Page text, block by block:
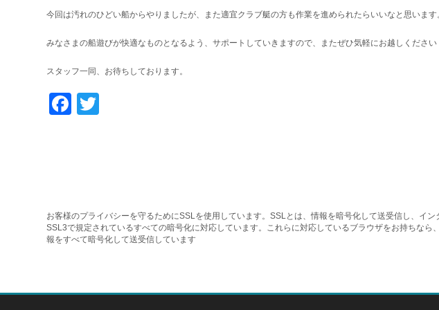
今回は汚れのひどい船からやりましたが、また適宜クラブ艇の方も作業を進められたらいいなと思います
みなさまの船遊びが快適なものとなるよう、サポートしていきますので、またぜひ気軽にお越しください
スタッフ一同、お待ちしております。
Facebook
お客様のプライバシーを守るためにSSLを使用しています。SSLとは、情報を暗号化して送受信し、イ
SSL3で規定されているすべての暗号化に対応しています。これらに対応しているブラウザをお持ちな
報をすべて暗号化して送受信しています